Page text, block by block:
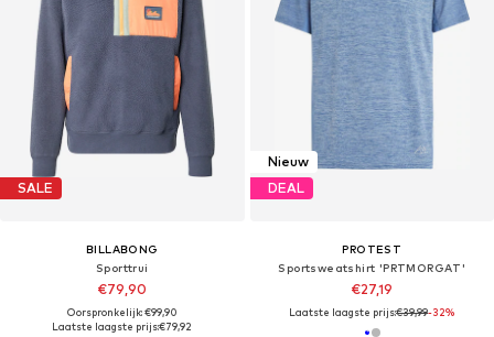
SALE
BILLABONG
Sporttrui
€79,90
Oorspronkelijk: €99,90
Laatste laagste prijs:€79,92
Nieuw
DEAL
PROTEST
Sportsweatshirt 'PRTMORGAT'
€27,19
Laatste laagste prijs:€39,99-32%